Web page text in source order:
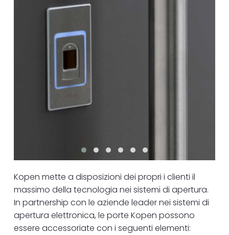
Kopen mette a disposizioni dei propri i clienti il
massimo della tecnologia nei sistemi di apertura.
In partnership con le aziende leader nei sistemi di
apertura elettronica, le porte Kopen possono
essere accessoriate con i seguenti elementi: